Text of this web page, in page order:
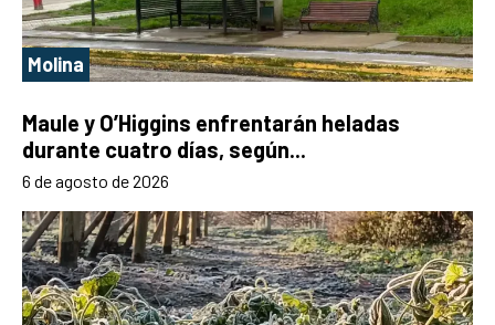
Molina
Maule y O’Higgins enfrentarán heladas
durante cuatro días, según...
6 de agosto de 2026